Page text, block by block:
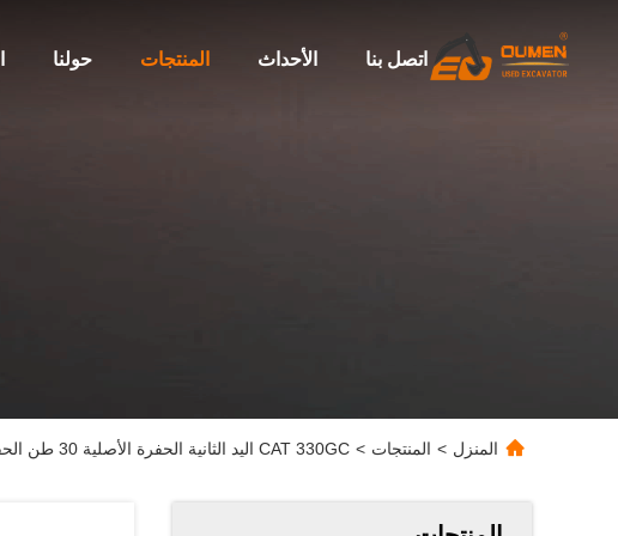
حولنا المنتجات الأحداث اتصل بنا
المنزل > المنتجات > CAT 330GC اليد الثانية الحفرة الأصلية 30 طن الحفرة الزحف النوع المتحرك